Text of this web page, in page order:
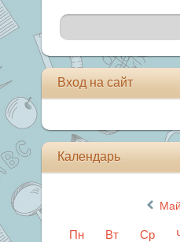
Вход на сайт
Календарь
«
Пн Вт Ср